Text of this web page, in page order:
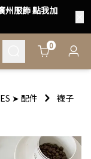
州服飾 點我加
Cart0
➤ 配件 襪子